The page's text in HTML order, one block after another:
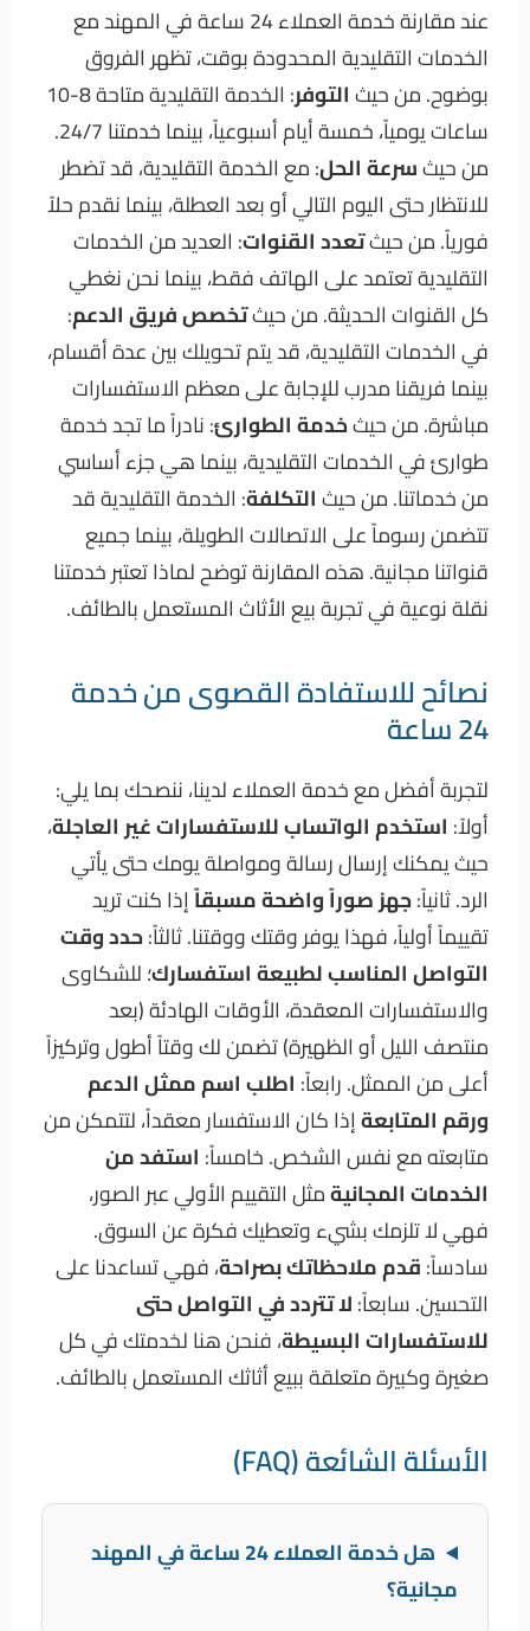
عند مقارنة خدمة العملاء 24 ساعة في المهند مع
الخدمات التقليدية المحدودة بوقت، تظهر الفروق
بوضوح. من حيثالتوفر
: الخدمة التقليدية متاحة 8-10
ساعات يومياً، خمسة أيام أسبوعياً، بينما خدمتنا 24/7.
من حيثسرعة الحل: مع الخدمة التقليدية، قد تضطر
للانتظار حتى اليوم التالي أو بعد العطلة، بينما نقدم حلاً
فورياً. من حيثتعدد القنوات: العديد من الخدمات
التقليدية تعتمد على الهاتف فقط، بينما نحن نغطي
كل القنوات الحديثة. من حيثتخصص فريق الدعم:
في الخدمات التقليدية، قد يتم تحويلك بين عدة أقسام،
بينما فريقنا مدرب للإجابة على معظم الاستفسارات
مباشرة. من حيثخدمة الطوارئ: نادراً ما تجد خدمة
طوارئ في الخدمات التقليدية، بينما هي جزء أساسي
من خدماتنا. من حيثالتكلفة: الخدمة التقليدية قد
تتضمن رسوماً على الاتصالات الطويلة، بينما جميع
قنواتنا مجانية. هذه المقارنة توضح لماذا تعتبر خدمتنا
نقلة نوعية في تجربة بيع الأثاث المستعمل بالطائف.
نصائح للاستفادة القصوى من خدمة
24 ساعة
لتجربة أفضل مع خدمة العملاء لدينا، ننصحك بما يلي:
أولاً: استخدم الواتساب للاستفسارات غير العاجلة،
حيث يمكنك إرسال رسالة ومواصلة يومك حتى يأتي
الرد. ثانياً:جهز صوراً واضحة مسبقاًإذا كنت تريد
تقييماً أولياً، فهذا يوفر وقتك ووقتنا. ثالثاً:حدد وقت
التواصل المناسب لطبيعة استفسارك؛ للشكاوى
والاستفسارات المعقدة، الأوقات الهادئة (بعد
منتصف الليل أو الظهيرة) تضمن لك وقتاً أطول وتركيزاً
أعلى من الممثل. رابعاً: اطلب اسم ممثل الدعم
ورقم المتابعةإذا كان الاستفسار معقداً، لتتمكن من
متابعته مع نفس الشخص. خامساً: استفد من
الخدمات المجانيةمثل التقييم الأولي عبر الصور،
فهي لا تلزمك بشيء وتعطيك فكرة عن السوق.
سادساً:قدم ملاحظاتك بصراحة، فهي تساعدنا على
التحسين. سابعاً:لا تتردد في التواصل حتى
للاستفسارات البسيطة، فنحن هنا لخدمتك في كل
صغيرة وكبيرة متعلقة ببيع أثاثك المستعمل بالطائف.
الأسئلة الشائعة (FAQ)
هل خدمة العملاء 24 ساعة في المهند
مجانية؟